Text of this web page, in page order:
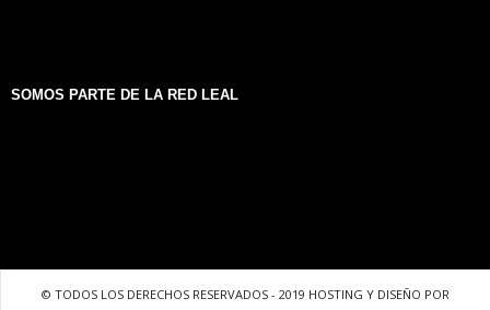
SOMOS PARTE DE LA RED LEAL
© TODOS LOS DERECHOS RESERVADOS - 2019 HOSTING Y DISEÑO POR